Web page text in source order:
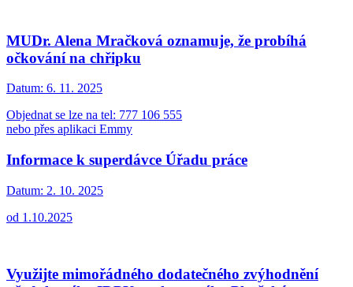
MUDr. Alena Mračková oznamuje, že probíhá
očkování na chřipku
Datum: 6. 11. 2025
Objednat se lze na tel: 777 106 555
nebo přes aplikaci Emmy
Informace k superdávce Úřadu práce
Datum: 2. 10. 2025
od 1.10.2025
Využijte mimořádného dodatečného zvýhodnění